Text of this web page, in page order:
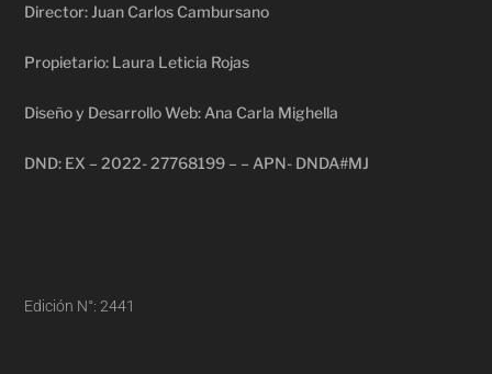
Director: Juan Carlos Cambursano
Propietario: Laura Leticia Rojas
Diseño y Desarrollo Web: Ana Carla Mighella
DND: EX – 2022- 27768199 – – APN- DNDA#MJ
Edición N°: 2441